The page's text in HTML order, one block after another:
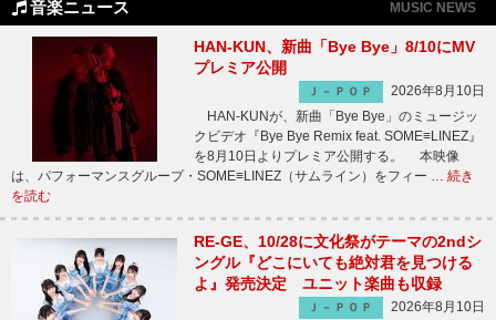
音楽ニュース MUSIC NEWS
HAN-KUN、新曲「Bye Bye」8/10にMV
プレミア公開
Ｊ－ＰＯＰ
2026年8月10日
HAN-KUNが、新曲「Bye Bye」のミュージッ
クビデオ『Bye Bye Remix feat. SOME≡LINEZ』
を8月10日よりプレミア公開する。 本映像
は、パフォーマンスグループ・SOME≡LINEZ（サムライン）をフィー … 続き
を読む
RE-GE、10/28に文化祭がテーマの2ndシ
ングル『どこにいても絶対君を見つける
よ』発売決定 ユニット楽曲も収録
Ｊ－ＰＯＰ
2026年8月10日